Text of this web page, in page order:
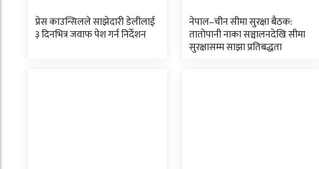
प्रेस काउन्सिलले साझेदारी डेलीलाई
३ दिनभित्र जवाफ पेश गर्न निर्देशन
नेपाल–चीन सीमा सुरक्षा बैठक:
तातोपानी नाका सञ्चालनदेखि सीमा
सुरक्षासम्म साझा प्रतिबद्धता